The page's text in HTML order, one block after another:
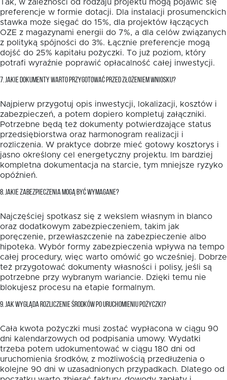
Tak, w zależności od rodzaju projektu mogą pojawić się
preferencje w formie dotacji. Dla instalacji prosumenckich
stawka może sięgać do 15%, dla projektów łączących
OZE z magazynami energii do 7%, a dla celów związanych
z polityką spójności do 3%. Łącznie preferencje mogą
dojść do 25% kapitału pożyczki. To już poziom, który
potrafi wyraźnie poprawić opłacalność całej inwestycji.
7. JAKIE DOKUMENTY WARTO PRZYGOTOWAĆ PRZED ZŁOŻENIEM WNIOSKU?
Najpierw przygotuj opis inwestycji, lokalizacji, kosztów i
zabezpieczeń, a potem dopiero kompletuj załączniki.
Potrzebne będą też dokumenty potwierdzające status
przedsiębiorstwa oraz harmonogram realizacji i
rozliczenia. W praktyce dobrze mieć gotowy kosztorys i
jasno określony cel energetyczny projektu. Im bardziej
kompletna dokumentacja na starcie, tym mniejsze ryzyko
opóźnień.
8. JAKIE ZABEZPIECZENIA MOGĄ BYĆ WYMAGANE?
Najczęściej spotkasz się z wekslem własnym in blanco
oraz dodatkowym zabezpieczeniem, takim jak
poręczenie, przewłaszczenie na zabezpieczenie albo
hipoteka. Wybór formy zabezpieczenia wpływa na tempo
całej procedury, więc warto omówić go wcześniej. Dobrze
też przygotować dokumenty własności i polisy, jeśli są
potrzebne przy wybranym wariancie. Dzięki temu nie
blokujesz procesu na etapie formalnym.
9. JAK WYGLĄDA ROZLICZENIE ŚRODKÓW PO URUCHOMIENIU POŻYCZKI?
Cała kwota pożyczki musi zostać wypłacona w ciągu 90
dni kalendarzowych od podpisania umowy. Wydatki
trzeba potem udokumentować w ciągu 180 dni od
uruchomienia środków, z możliwością przedłużenia o
kolejne 90 dni w uzasadnionych przypadkach. Dlatego od